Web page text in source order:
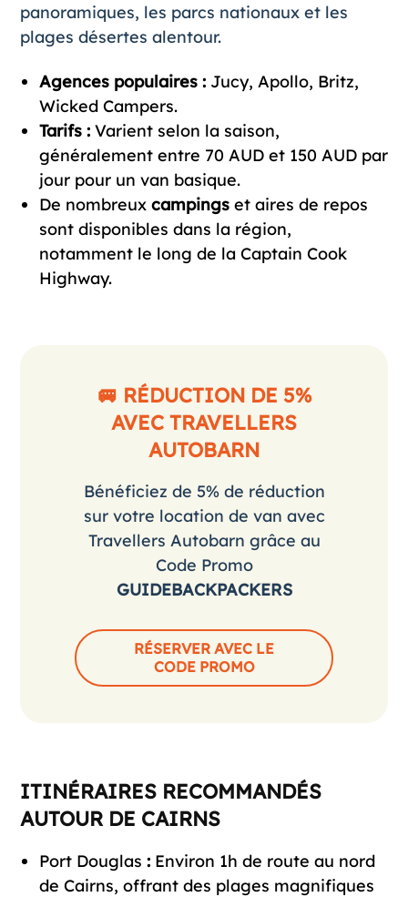
panoramiques, les parcs nationaux et les
plages désertes alentour.
Agences populaires :Jucy, Apollo, Britz,
Wicked Campers.
Tarifs :Varient selon la saison,
généralement entre 70 AUD et 150 AUD par
jour pour un van basique.
De nombreux campingset aires de repos
sont disponibles dans la région,
notamment le long de la Captain Cook
Highway.
🚐 RÉDUCTION DE 5%
AVEC TRAVELLERS
AUTOBARN
Bénéficiez de 5% de réduction
sur votre location de van avec
Travellers Autobarn grâce au
Code Promo
GUIDEBACKPACKERS
RÉSERVER AVEC LE
CODE PROMO
ITINÉRAIRES RECOMMANDÉS
AUTOUR DE CAIRNS
Port Douglas :Environ 1h de route au nord
de Cairns, offrant des plages magnifiques